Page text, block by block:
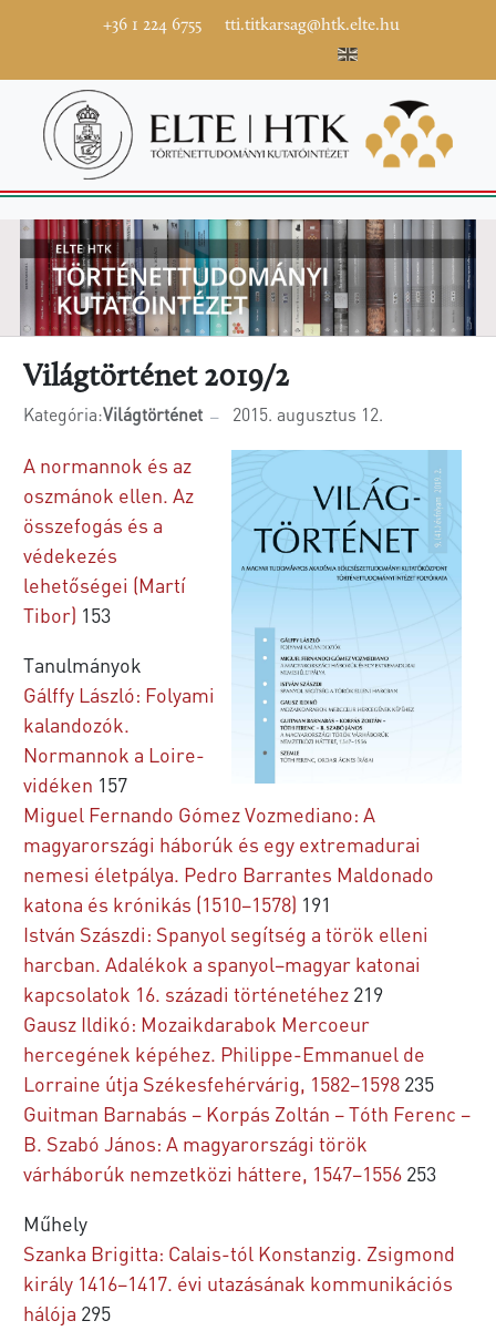
+36 1 224 6755 tti.titkarsag@htk.elte.hu
Világtörténet 2019/2
Kategória:Világtörténet 2015. augusztus 12.
A normannok és az
oszmánok ellen. Az
összefogás és a
védekezés
lehetőségei (Martí
Tibor) 153
Tanulmányok
Gálffy László: Folyami
kalandozók.
Normannok a Loire-
vidéken 157
Miguel Fernando Gómez Vozmediano: A
magyarországi háborúk és egy extremadurai
nemesi életpálya. Pedro Barrantes Maldonado
katona és krónikás (1510–1578) 191
István Szászdi: Spanyol segítség a török elleni
harcban. Adalékok a spanyol–magyar katonai
kapcsolatok 16. századi történetéhez 219
Gausz Ildikó: Mozaikdarabok Mercoeur
hercegének képéhez. Philippe-Emmanuel de
Lorraine útja Székesfehérvárig, 1582–1598 235
Guitman Barnabás – Korpás Zoltán – Tóth Ferenc –
B. Szabó János: A magyarországi török
várháborúk nemzetközi háttere, 1547–1556 253
Műhely
Szanka Brigitta: Calais-tól Konstanzig. Zsigmond
király 1416–1417. évi utazásának kommunikációs
hálója 295